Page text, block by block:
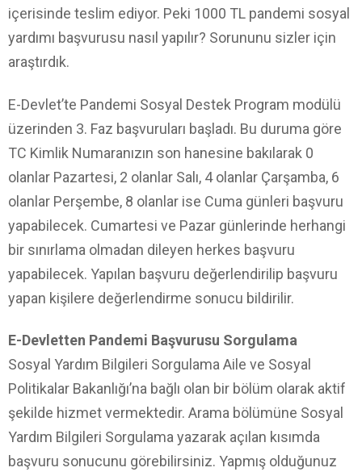
içerisinde teslim ediyor. Peki 1000 TL pandemi sosyal
yardımı başvurusu nasıl yapılır? Sorununu sizler için
araştırdık.
E-Devlet’te Pandemi Sosyal Destek Program modülü
üzerinden 3. Faz başvuruları başladı. Bu duruma göre
TC Kimlik Numaranızın son hanesine bakılarak 0
olanlar Pazartesi, 2 olanlar Salı, 4 olanlar Çarşamba, 6
olanlar Perşembe, 8 olanlar ise Cuma günleri başvuru
yapabilecek. Cumartesi ve Pazar günlerinde herhangi
bir sınırlama olmadan dileyen herkes başvuru
yapabilecek. Yapılan başvuru değerlendirilip başvuru
yapan kişilere değerlendirme sonucu bildirilir.
E-Devletten Pandemi Başvurusu Sorgulama
Sosyal Yardım Bilgileri Sorgulama Aile ve Sosyal
Politikalar Bakanlığı’na bağlı olan bir bölüm olarak aktif
şekilde hizmet vermektedir. Arama bölümüne Sosyal
Yardım Bilgileri Sorgulama yazarak açılan kısımda
başvuru sonucunu görebilirsiniz. Yapmış olduğunuz